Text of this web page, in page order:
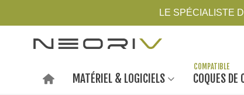
LE SPÉCIALISTE
MATÉRIEL & LOGICIELS COQUES DE